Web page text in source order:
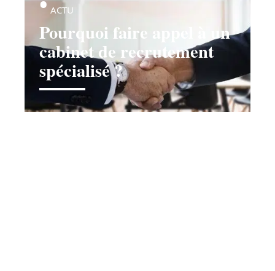
Pourquoi faire appel à un
cabinet de recrutement
spécialisé ?
ACTU